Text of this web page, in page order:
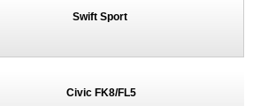
Swift Sport
Civic FK8/FL5